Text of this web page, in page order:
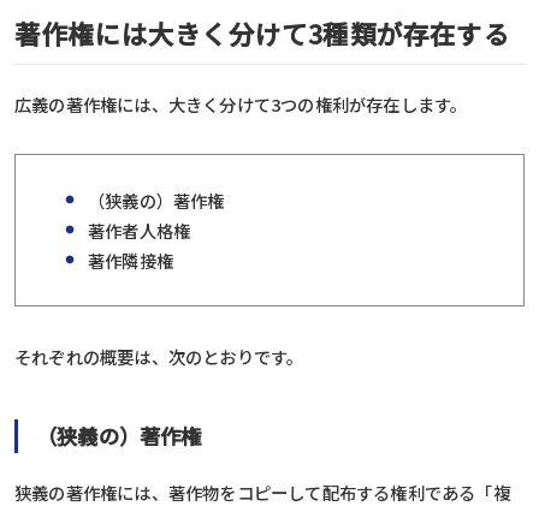
著作権には大きく分けて3種類が存在する
広義の著作権には、大きく分けて3つの権利が存在します。
（狭義の）著作権
著作者人格権
著作隣接権
それぞれの概要は、次のとおりです。
（狭義の）著作権
狭義の著作権には、著作物をコピーして配布する権利である「複